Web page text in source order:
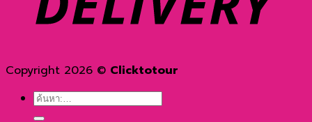
Copyright 2026 © Clicktotour
ค้นหา: